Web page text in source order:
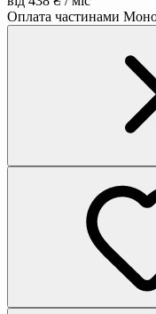
Оплата частинами